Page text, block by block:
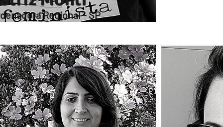
Regional - SP